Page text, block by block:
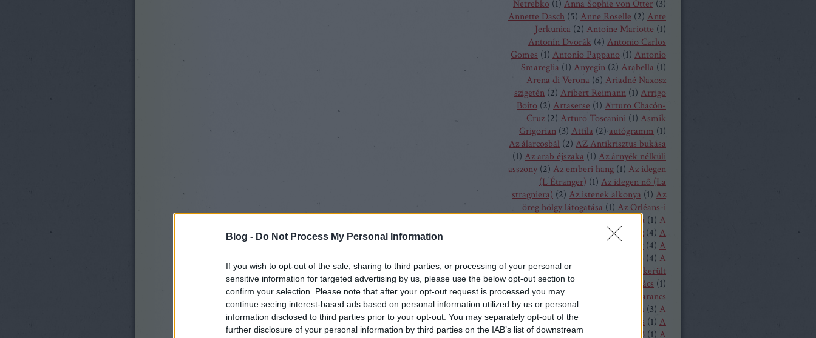
Blog - Do Not Process My Personal Information
If you wish to opt-out of the sale, sharing to third parties, or processing of your personal or
sensitive information for targeted advertising by us, please use the below opt-out section to
confirm your selection. Please note that after your opt-out request is processed you may
continue seeing interest-based ads based on personal information utilized by us or personal
information disclosed to third parties prior to your opt-out. You may separately opt-out of the
further disclosure of your personal information by third parties on the IAB’s list of downstream
Netrebko (1) Anna Sophie von Otter (3)
Annette Dasch (5) Anne Roselle (2) Ante
Jerkunica (2) Antoine Mariotte (1)
Antonín Dvorák (4) Antonio Carlos
Gomes (1) Antonio Pappano (1) Antonio
Smareglia (1) Anyegin (2) Arabella (1)
Arena di Verona (6) Ariadné Naxosz
szigetén (2) Aribert Reimann (1) Arrigo
Boito (2) Artaserse (1) Arturo Chacón-
Cruz (2) Arturo Toscanini (1) Asmik
Grigorian (3) Attila (2) autógramm (1)
Az álarcosbál (2) AZ Antikrisztus bukása
(1) Az arab éjszaka (1) Az árnyék nélküli
asszony (2) Az emberi hang (1) Az idegen
(L Étranger) (1) Az idegen nő (La
stragniera) (2) Az istenek alkonya (1) Az
öreg hölgy látogatása (1) Az Orléans-i
A béke napja (1) A
A bűvös vadász (4) A
(4) A
(4) A
fából faragott királyfi
A félresikerült
menyasszonycsere
A genti kovács (1)
A hallgatag asszony
A három narancs
szerelmese(1 A hattyúk tava (3) A
holtak házából
A játékos (1) A
kaméliás hölgy
A kegyencnő (1) A